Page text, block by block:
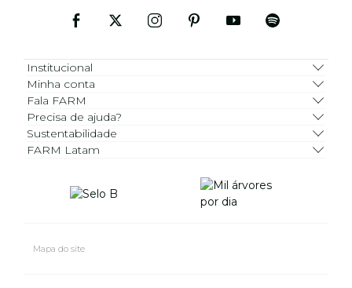
Institucional
Minha conta
Fala FARM
Precisa de ajuda?
Sustentabilidade
FARM Latam
Mapa do site